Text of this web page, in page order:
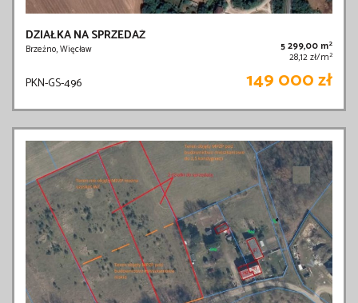
DZIAŁKA NA SPRZEDAŻ
Brzeżno, Więcław 5 299,00 m2
28,12 zł/m2
PKN-GS-496 149 000 zł